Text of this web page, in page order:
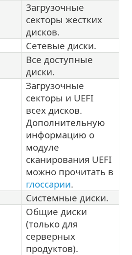
Загрузочные
секторы жестких
дисков.
Сетевые диски.
Все доступные
диски.
Загрузочные
секторы и UEFI
всех дисков.
Дополнительную
информацию о
модуле
сканирования UEFI
можно прочитать в
глоссарии.
Системные диски.
Общие диски
(только для
серверных
продуктов).